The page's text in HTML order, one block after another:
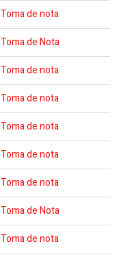
Toma de nota
Toma de Nota
Toma de nota
Toma de nota
Toma de nota
Toma de nota
Toma de nota
Toma de Nota
Toma de nota